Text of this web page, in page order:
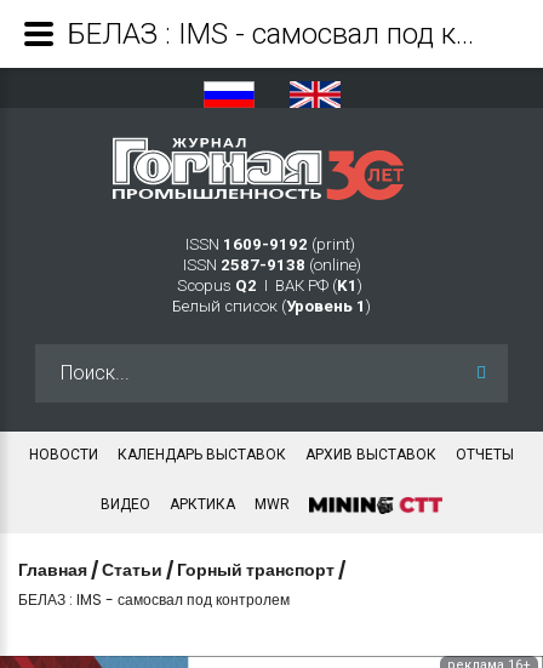
ISSN 1609-9192 (print)
ISSN 2587-9138 (online)
Scopus Q2 Ι ВАК РФ (K1 )
Белый список (Уровень 1 )
НОВОСТИ КАЛЕНДАРЬ ВЫСТАВОК АРХИВ ВЫСТАВОК ОТЧЕТЫ
ВИДЕО АРКТИКА MWR
Главная /Статьи / Горный транспорт /
БЕЛАЗ : IMS - самосвал под контролем
реклама 16+
БЕЛАЗ : IMS - самосвал под контролем - Журнал Горная промышленность